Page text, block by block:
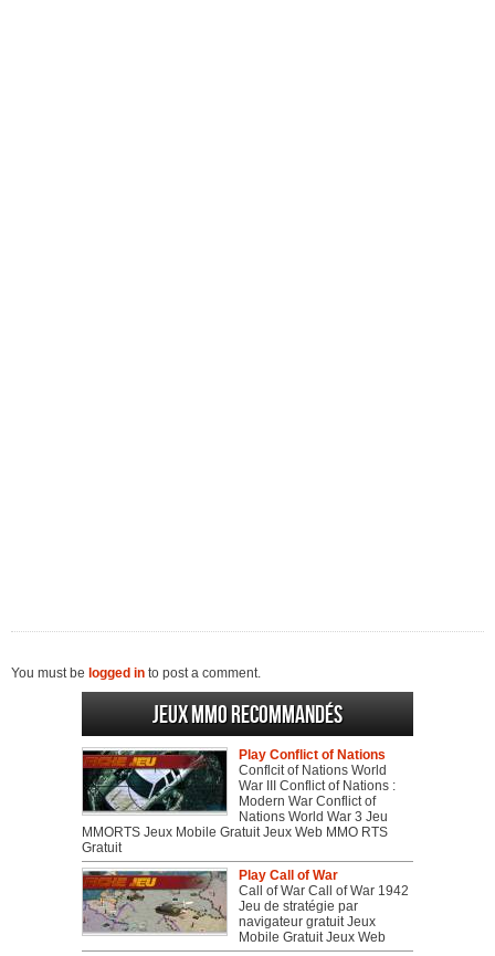
You must be logged in to post a comment.
Jeux MMO recommandés
Play Conflict of Nations
Conflcit of Nations World
War III Conflict of Nations :
Modern War Conflict of
Nations World War 3 Jeu
MMORTS Jeux Mobile Gratuit Jeux Web MMO RTS
Gratuit
Play Call of War
Call of War Call of War 1942
Jeu de stratégie par
navigateur gratuit Jeux
Mobile Gratuit Jeux Web